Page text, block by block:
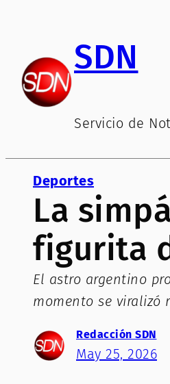
contenido
SDN
Servicio de
Deportes
La
figurita
El astro argentino
momento se viralizó
Redacción SDN
May 25, 2026